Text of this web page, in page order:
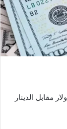
مقابل الدينار